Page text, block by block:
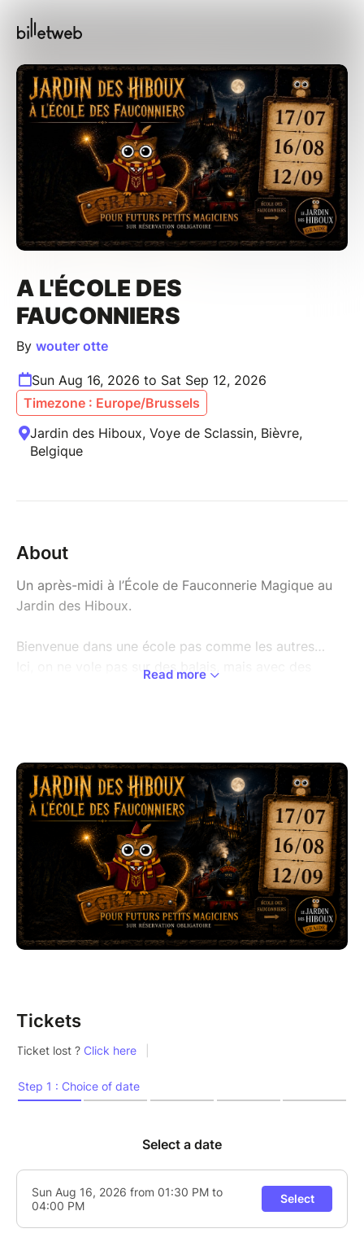
A L'ÉCOLE DES
FAUCONNIERS
By wouter otte
Sun Aug 16, 2026 to Sat Sep 12, 2026
Timezone : Europe/Brussels
Jardin des Hiboux, Voye de Sclassin, Bièvre,
Belgique
About
Un après-midi à l’École de Fauconnerie Magique au
Jardin des Hiboux.
Bienvenue dans une école pas comme les autres…
Ici, on ne vole pas sur des balais, mais avec des
cours… un peu magiques, beaucoup vivants !
Au programme :
Divination : apprendre à lire les signes chez les
rapaces.
Potions : préparez des mélanges mystérieux.
Soins aux créatures fantastiques : comprendre et
respecter les oiseaux.
Histoire de la magie (et de la fauconnerie).
Cours de vol sans balai : observer, appeler et faire
Chaque élève sera réparti dans une “école” et devra
réussir ses épreuves pour valider son année…
attention aux BUSES !
Infos pratiques
Chaque enfant peut être accompagné d’un adulte
Durée : 2h30
Tarif : 50 € pour un enfant et son accompagnant.
Read more
Tickets